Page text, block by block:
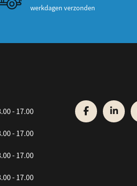
werkdagen verzonden
- 17.00
- 17.00
- 17.00
- 17.00